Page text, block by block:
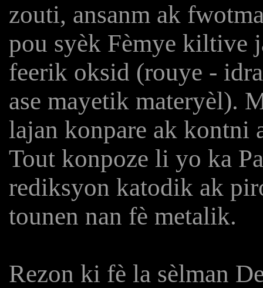
zouti, ansanm ak
pou syèk Fèmye kiltive
feerik oksid (rouye -
ase mayetik materyèl).
lajan konpare ak kontni
Tout konpoze li yo ka
rediksyon katodik ak
tounen nan fè metalik.
Rezon ki fè la sèlman